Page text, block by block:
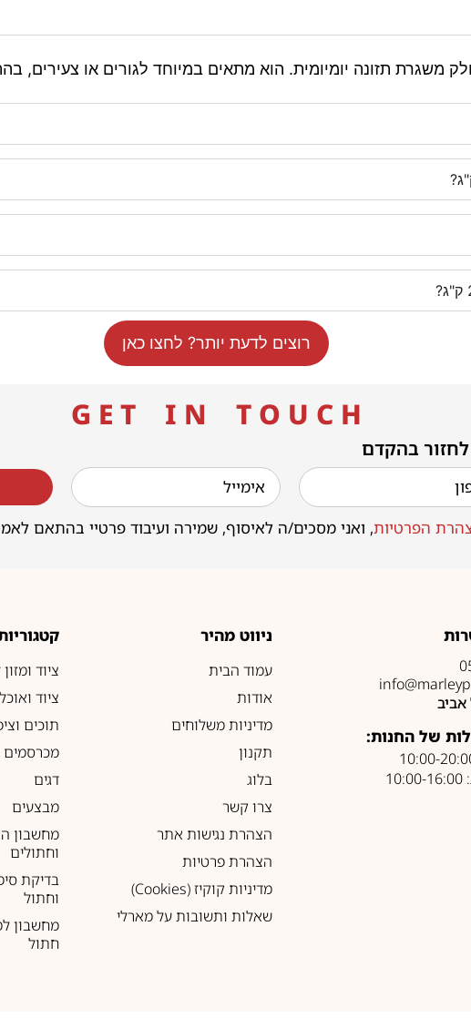
רוצים לדעת יותר? לחצו כאן
G E T I N T O U C H
לחזור בהקדם
הפרטיות, ואני מסכים/ה לאיסוף, שמירה ועיבוד פרטיי בהתאם
של החנות:
ניווט מהיר
עמוד הבית
אודות
מדיניות משלוחים
תקנון
בלוג
צרו קשר
הצהרת נגישות אתר
הצהרת פרטיות
מדיניות קוקיז (Cookies)
שאלות ותשובות על מארלי
ציוד
ציוד
תוכים
מכרסמים
דגים
מבצעים
מחשבון
וחתולים
בדיקת
וחתול
מחשבון
חתול